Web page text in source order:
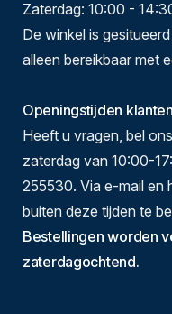
Zaterdag: 10:00 -
De winkel is
alleen bereikbaar met
Openingstijden
Heeft u vragen, bel
zaterdag van 10:00-
255530. Via e-mail en
buiten deze tijden te
Bestellingen worden
zaterdagochtend.